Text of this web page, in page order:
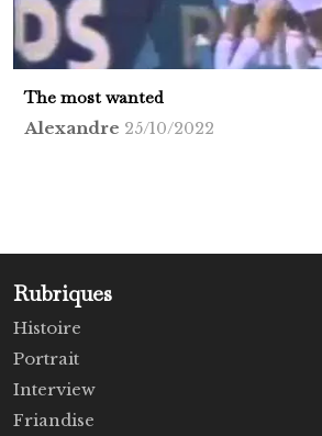
The most wanted
Alexandre 25/10/2022
Rubriques
Histoire
Portrait
Interview
Friandise